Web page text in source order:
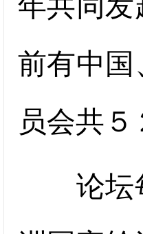
前有中
员会共５
论坛每